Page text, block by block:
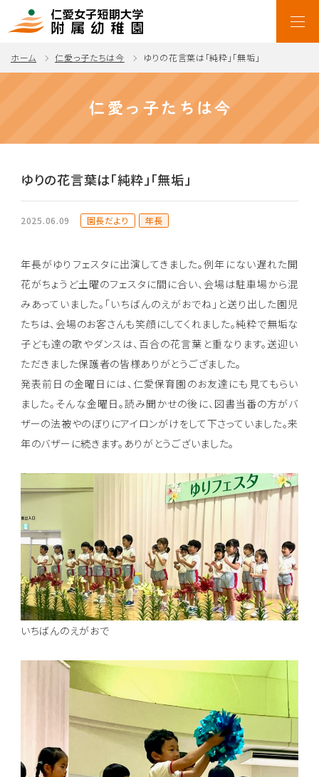
ホーム 仁愛っ子たちは今 ゆりの花言葉は「純粋」「無垢」
仁愛っ子たちは今
ゆりの花言葉は「純粋」「無垢」
2025.06.09 園長だより 年長
年長がゆりフェスタに出演してきました。例年にない遅れた開
花がちょうど土曜のフェスタに間に合い、会場は駐車場から混
みあっていました。「いちばんのえがおでね」と送り出した園児
たちは、会場のお客さんも笑顔にしてくれました。純粋で無垢な
子ども達の歌やダンスは、百合の花言葉と重なります。送迎い
ただきました保護者の皆様ありがとうござました。
発表前日の金曜日には、仁愛保育園のお友達にも見てもらい
ました。そんな金曜日。読み聞かせの後に、図書当番の方がバ
ザーの法被やのぼりにアイロンがけをして下さっていました。来
年のバザーに続きます。ありがとうございました。
いちばんのえがおで